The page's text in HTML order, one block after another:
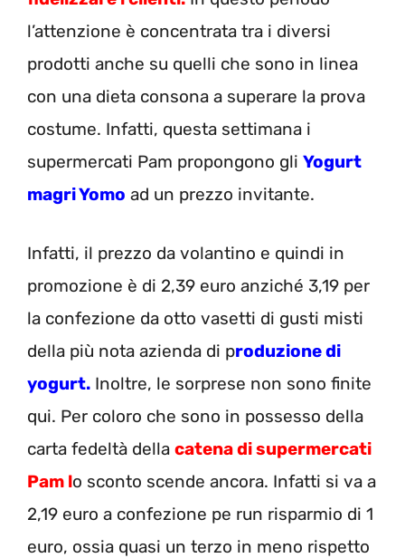
l’attenzione è concentrata tra i diversi
prodotti anche su quelli che sono in linea
con una dieta consona a superare la prova
costume. Infatti, questa settimana i
supermercati Pam propongono gli Yogurt
magri Yomo ad un prezzo invitante.
Infatti, il prezzo da volantino e quindi in
promozione è di 2,39 euro anziché 3,19 per
la confezione da otto vasetti di gusti misti
della più nota azienda di produzione di
yogurt. Inoltre, le sorprese non sono finite
qui. Per coloro che sono in possesso della
carta fedeltà della catena di supermercati
Pam lo sconto scende ancora. Infatti si va a
2,19 euro a confezione pe run risparmio di 1
euro, ossia quasi un terzo in meno rispetto